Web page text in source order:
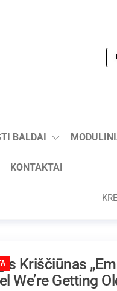
BALDAI
KONTAKTAI
Kriščiūnas
We’re Getting